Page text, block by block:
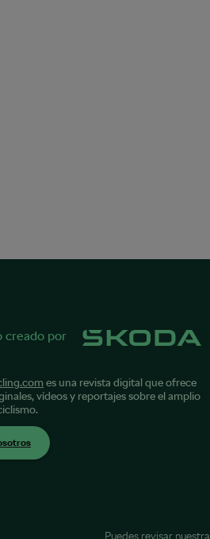
creado por
es una revista digital que ofrece
vídeos y reportajes sobre el amplio
Puedes revisar nuestra